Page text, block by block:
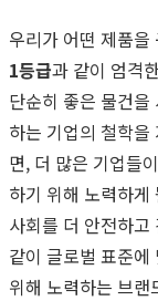
우리가 어떤 제품
1등급과 같이 엄격
단순히 좋은 물건을
하는 기업의 철학을
면, 더 많은 기업들
하기 위해 노력하
사회를 더 안전하
같이 글로벌 표준에
위해 노력하는 브